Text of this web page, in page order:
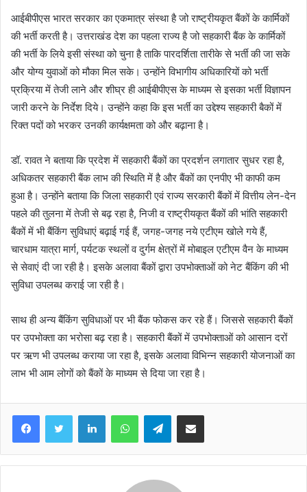
आईबीपीएस भारत सरकार का एकमात्र संस्था है जो राष्ट्रीयकृत बैंकों के कार्मिकों
की भर्ती करती है। उत्तराखंड देश का पहला राज्य है जो सहकारी बैंक के कार्मिकों
की भर्ती के लिये इसी संस्था को चुना है ताकि पारदर्शिता तारीके से भर्ती की जा सके
और योग्य युवाओं को मौका मिल सके। उन्होंने विभागीय अधिकारियों को भर्ती
प्रक्रिया में तेजी लाने और शीघ्र ही आईबीपीएस के माध्यम से इसका भर्ती विज्ञापन
जारी करने के निर्देश दिये। उन्होंने कहा कि इस भर्ती का उद्देश्य सहकारी बैकों में
रिक्त पदों को भरकर उनकी कार्यक्षमता को और बढ़ाना है।
डॉ. रावत ने बताया कि प्रदेश में सहकारी बैंकों का प्रदर्शन लगातार सुधर रहा है,
अधिकतर सहकारी बैंक लाभ की स्थिति में है और बैंकों का एनपीए भी काफी कम
हुआ है। उन्होंने बताया कि जिला सहकारी एवं राज्य सरकारी बैंकों में वित्तीय लेन-देन
पहले की तुलना में तेजी से बढ़ रहा है, निजी व राष्ट्रीयकृत बैंकों की भांति सहकारी
बैंकों में भी बैंकिंग सुविधाएं बढ़ाई गई हैं, जगह-जगह नये एटीएम खोले गये हैं,
चारधाम यात्रा मार्ग, पर्यटक स्थलों व दुर्गम क्षेत्रों में मोबाइल एटीएम वैन के माध्यम
से सेवाएं दी जा रही है। इसके अलावा बैंकों द्वारा उपभोक्ताओं को नेट बैंकिंग की भी
सुविधा उपलब्ध कराई जा रही है।
साथ ही अन्य बैंकिंग सुविधाओं पर भी बैंक फोकस कर रहे हैं। जिससे सहकारी बैंकों
पर उपभोक्ता का भरोसा बढ़ रहा है। सहकारी बैंकों में उपभोक्ताओं को आसान दरों
पर ऋण भी उपलब्ध कराया जा रहा है, इसके अलावा विभिन्न सहकारी योजनाओं का
लाभ भी आम लोगों को बैंकों के माध्यम से दिया जा रहा है।
Telegram